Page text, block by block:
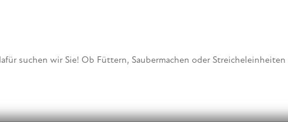
suchen wir Sie! Ob Füttern, Saubermachen oder